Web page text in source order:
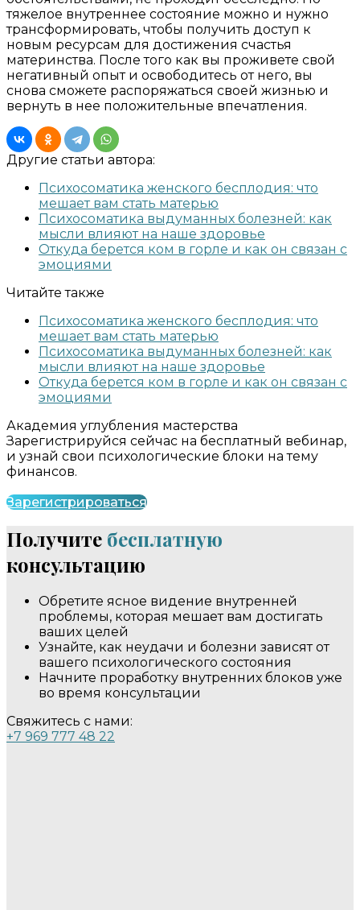
тяжелое внутреннее состояние можно и нужно
трансформировать, чтобы получить доступ к
новым ресурсам для достижения счастья
материнства. После того как вы проживете свой
негативный опыт и освободитесь от него, вы
снова сможете распоряжаться своей жизнью и
вернуть в нее положительные впечатления.
Другие статьи автора:
Психосоматика женского бесплодия: что
мешает вам стать матерью
Психосоматика выдуманных болезней: как
мысли влияют на наше здоровье
Откуда берется ком в горле и как он связан с
эмоциями
Читайте также
Психосоматика женского бесплодия: что
мешает вам стать матерью
Психосоматика выдуманных болезней: как
мысли влияют на наше здоровье
Откуда берется ком в горле и как он связан с
эмоциями
Академия углубления мастерства
Зарегистрируйся сейчас на бесплатный вебинар,
и узнай свои психологические блоки на тему
финансов.
Зарегистрироваться
Получите бесплатную
консультацию
Обретите ясное видение внутренней
проблемы, которая мешает вам достигать
ваших целей
Узнайте, как неудачи и болезни зависят от
вашего психологического состояния
Начните проработку внутренних блоков уже
во время консультации
Свяжитесь с нами:
+7 969 777 48 22